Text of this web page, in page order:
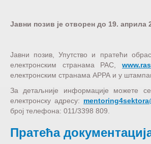
Јавни позив је отворен до 19. априла
Јавни позив, Упутство и пратећи
електронским странама РАС,
електронским странама АРРА и у
За детаљније информације можете
електронску адресу:
број телефона: 011/3398 809.
Пратећа